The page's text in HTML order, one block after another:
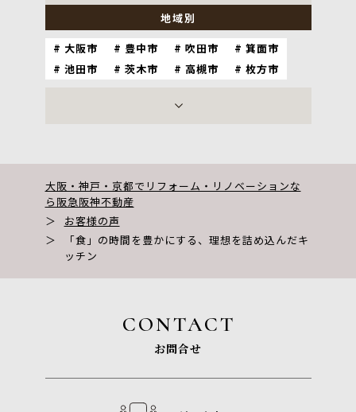
地域別
大阪市 豊中市 吹田市
箕面市
池田市
茨木市 高槻市
枚方市
大阪・神戸・京都でリフォーム・リノベーションな
ら阪急阪神不動産
＞
お客様の声
＞
「食」の時間を豊かにする、理想を詰め込んだキ
ッチン
CONTACT
お問合せ